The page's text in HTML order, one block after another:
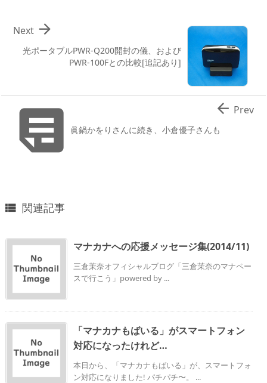
光ポータブルPWR-Q200開封の儀、および
PWR-100Fとの比較[追記あり]

Next
眞鍋かをりさんに続き、小倉優子さんも
 Prev
 関連記事
マナカナへの応援メッセージ集(2014/11)
三倉茉奈オフィシャルブログ「三倉茉奈のマナペー
スで行こう」powered by ...
「マナカナもばいる」がスマートフォン
対応になったけれど…
本日から、「マナカナもばいる」が、スマートフォ
ン対応になりました! パチパチ〜。 ...